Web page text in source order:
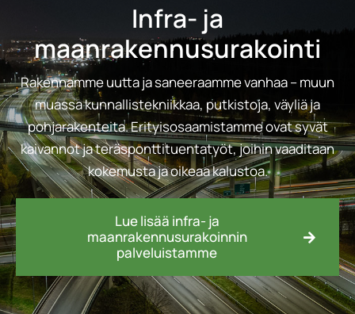
Infra- ja
maanrakennusurakointi
Rakennamme uutta ja saneeraamme vanhaa – muun
muassa kunnallistekniikkaa, putkistoja, väyliä ja
pohjarakenteita. Erityisosaamistamme ovat syvät
kaivannot ja teräsponttituentatyöt, joihin vaaditaan
kokemusta ja oikeaa kalustoa.
Lue lisää infra- ja
maanrakennusurakoinnin
palveluistamme